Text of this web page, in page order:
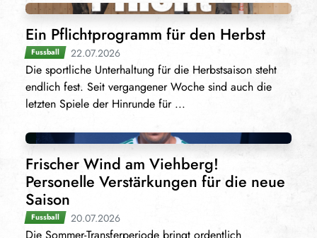
Ein Pflichtprogramm für den Herbst
Fussball 22.07.2026
Die sportliche Unterhaltung für die Herbstsaison steht
endlich fest. Seit vergangener Woche sind auch die
letzten Spiele der Hinrunde für ...
Frischer Wind am Viehberg!
Personelle Verstärkungen für die neue
Saison
Fussball 20.07.2026